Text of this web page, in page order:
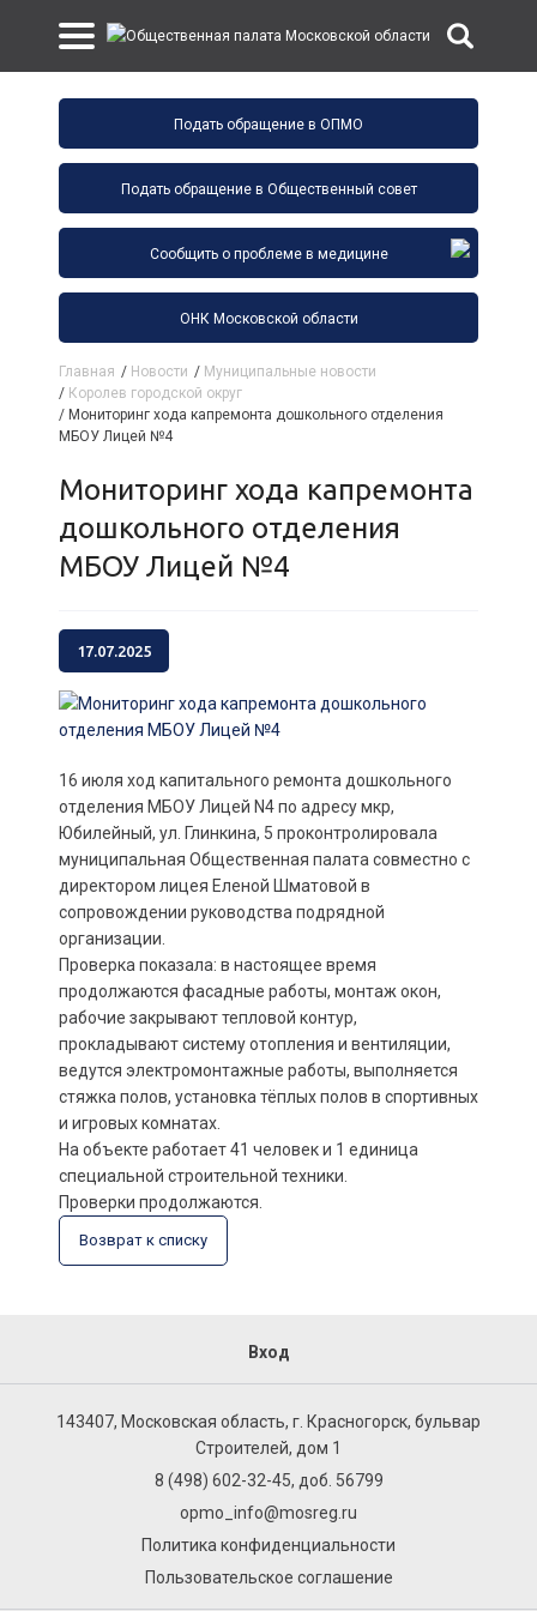
Подать обращение в ОПМО
Подать обращение в Общественный совет
Сообщить о проблеме в медицине
ОНК Московской области
Главная / Новости / Муниципальные новости
/ Королев городской округ
/ Мониторинг хода капремонта дошкольного отделения
МБОУ Лицей №4
Мониторинг хода капремонта
дошкольного отделения
МБОУ Лицей №4
17.07.2025
16 июля ход капитального ремонта дошкольного
отделения МБОУ Лицей N4 по адресу мкр,
Юбилейный, ул. Глинкина, 5 проконтролировала
муниципальная Общественная палата совместно с
директором лицея Еленой Шматовой в
сопровождении руководства подрядной
организации.
Проверка показала: в настоящее время
продолжаются фасадные работы, монтаж окон,
рабочие закрывают тепловой контур,
прокладывают систему отопления и вентиляции,
ведутся электромонтажные работы, выполняется
стяжка полов, установка тёплых полов в спортивных
и игровых комнатах.
На объекте работает 41 человек и 1 единица
специальной строительной техники.
Проверки продолжаются.
Возврат к списку
Вход
143407, Московская область, г. Красногорск, бульвар
Строителей, дом 1
8 (498) 602-32-45, доб. 56799
opmo_info@mosreg.ru
Политика конфиденциальности
Пользовательское соглашение